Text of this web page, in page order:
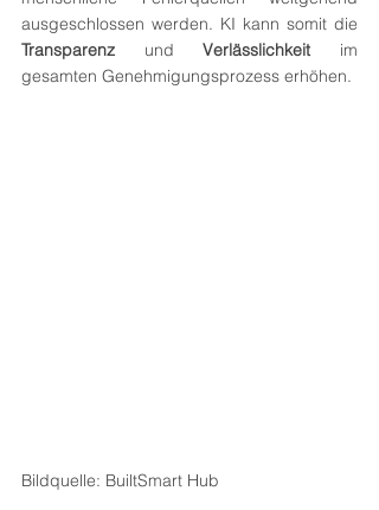
Transparenz und Verlässlichkeit im
gesamten Genehmigungsprozess erhöhen.
Bildquelle: BuiltSmart Hub